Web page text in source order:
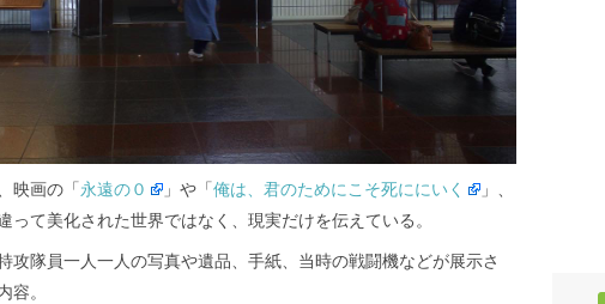
映画の「永遠の０ 」や「俺は、君のためにこそ死ににいく
」、
って美化された世界ではなく、現実だけを伝えている。
攻隊員一人一人の写真や遺品、手紙、当時の戦闘機などが展示さ
容。